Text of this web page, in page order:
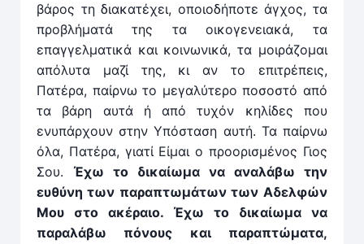
βάρος τη διακατέχει, οποιοδήποτε άγχος, τα
προβλήματά της τα οικογενειακά, τα
επαγγελ­μα­τικά και κοινωνικά, τα μοιράζομαι
απόλυτα μαζί της, κι αν το επιτρέπεις,
Πατέρα, παίρνω το μεγαλύτερο ποσοστό από
τα βάρη αυτά ή από τυχόν κηλίδες που
ενυπάρ­χουν στην Υπόσταση αυτή. Τα παίρνω
όλα, Πατέρα, ­για­τί ­Είμαι ο προορισμένος Γιος
Σου. Έχω το δικαίωμα να ­αναλάβω την
ευθύνη των παραπτωμάτων των Αδελφών
Μου στο ακέ­ραιο. Έχω το δικαίωμα να
παραλάβω πό­νους και παραπτώ­ματα,